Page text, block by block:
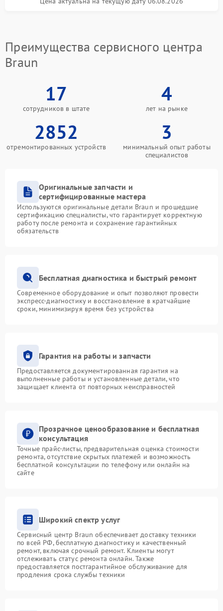
Преимущества сервисного центра
Braun
17
сотрудников в штате
4
лет на рынке
2852
отремонтированных устройств
3
минимальный опыт работы
специалистов
Оригинальные запчасти и
сертифицированные мастера
Используются оригинальные детали Braun и прошедшие
сертификацию специалисты, что гарантирует корректную
работу после ремонта и сохранение гарантийных
обязательств
Бесплатная диагностика и быстрый ремонт
Современное оборудование и опыт позволяют провести
экспресс-диагностику и восстановление в кратчайшие
сроки, минимизируя время без устройства
Гарантия на работы и запчасти
Предоставляется документированная гарантия на
выполненные работы и установленные детали, что
защищает клиента от повторных неисправностей
Прозрачное ценообразование и бесплатная
консультация
Точные прайс-листы, предварительная оценка стоимости
ремонта, отсутствие скрытых платежей и возможность
бесплатной консультации по телефону или онлайн на
сайте
Широкий спектр услуг
Сервисный центр Braun обеспечивает доставку техники
по всей РФ, бесплатную диагностику и качественный
ремонт, включая срочный ремонт. Клиенты могут
отслеживать статус ремонта онлайн. Также
предоставляется постгарантийное обслуживание для
продления срока службы техники